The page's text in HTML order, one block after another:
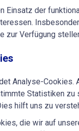
Einsatz der
zur Verfügung
Analyse-Cookies.
Statistiken zu
hilft uns zu
die wir auf